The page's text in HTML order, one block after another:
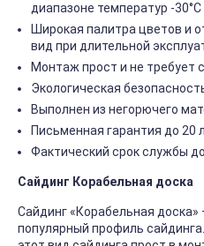
диапазоне температур -30°C
Широкая палитра цветов и
вид при длительной
Монтаж прост и не требует
Экологическая
Выполнен из негорючего
Письменная гарантия до 20
Фактический срок службы
Сайдинг Корабельная доска
Сайдинг «Корабельная доска»
популярный профиль